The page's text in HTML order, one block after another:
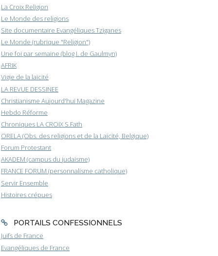
La Croix Religion
Le Monde des religions
Site documentaire Evangéliques Tziganes
Le Monde (rubrique "Religion")
Une foi par semaine (blog I. de Gaulmyn)
AFRIK
Vigie de la laïcité
LA REVUE DESSINEE
Christianisme Aujourd'hui Magazine
Hebdo Réforme
Chroniques LA CROIX S.Fath
ORELA (Obs. des religions et de la Laïcité, Belgique)
Forum Protestant
AKADEM (campus du judaïsme)
FRANCE FORUM (personnalisme catholique)
Servir Ensemble
Histoires crépues
PORTAILS CONFESSIONNELS
Juifs de France
Evangéliques de France